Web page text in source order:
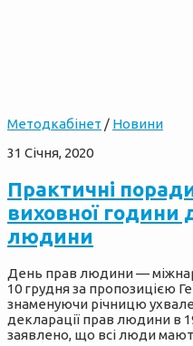
Методкабінет / Новини
31 Січня, 2020
Практичні
виховної години
людини
День прав людини —
10 грудня за пропозицією
знаменуючи річницю
декларації прав людини в
заявлено, що всі люди